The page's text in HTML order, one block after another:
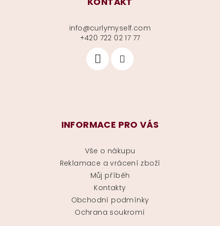
info@curlymyself.com
+420 722 02 17 77
INFORMACE PRO VÁS
Vše o nákupu
Reklamace a vrácení zboží
Můj příběh
Kontakty
Obchodní podmínky
Ochrana soukromí